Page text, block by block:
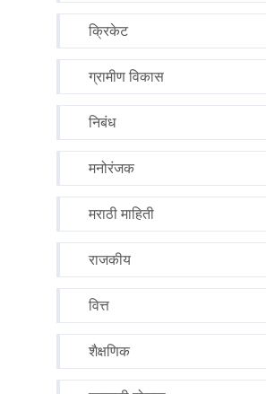
क्रिकेट
ग्रामीण विकास
निबंध
मनोरंजक
मराठी माहिती
राजकीय
वित्त
शैक्षणिक